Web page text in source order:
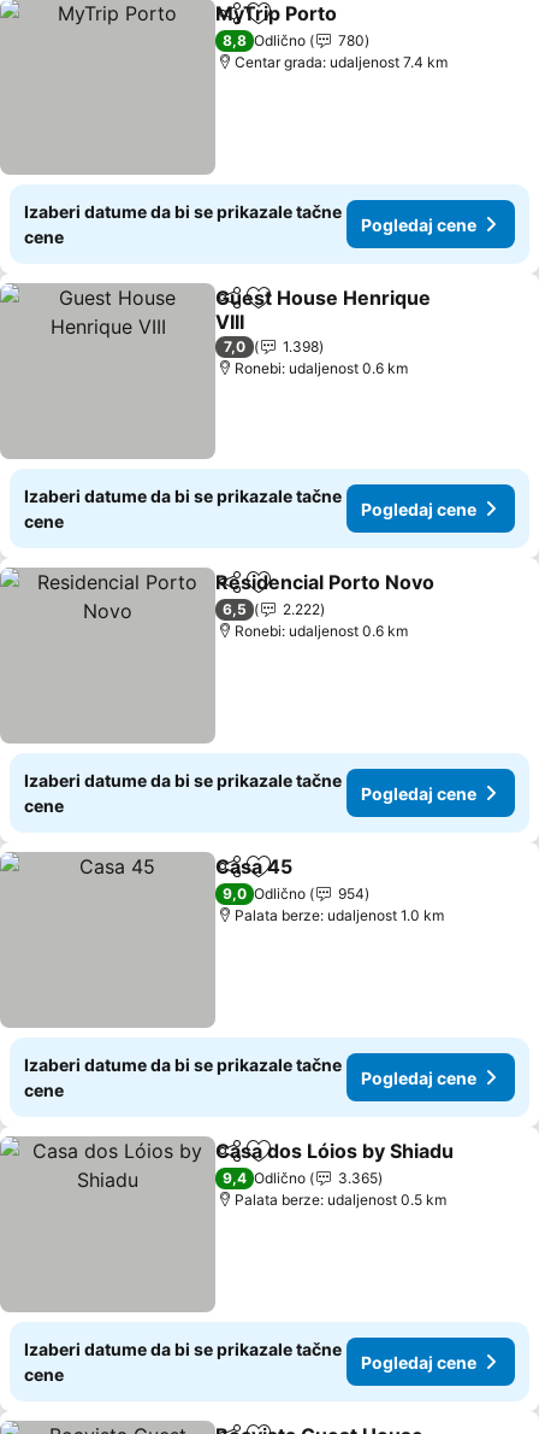
Deli Dodati u favorite
MyTrip Porto
8,8 Odlično
780
Centar grada: udaljenost 7.4 km
Izaberi datume da bi se prikazale tačne
cene
Pogledaj cene
Deli Dodati u favorite
Guest House Henrique
VIII
Pogledaj cene
7,0
1.398
Ronebi: udaljenost 0.6 km
Izaberi datume da bi se prikazale tačne
cene
Pogledaj cene
Deli Dodati u favorite
Residencial Porto Novo
6,5
2.222
Ronebi: udaljenost 0.6 km
Izaberi datume da bi se prikazale tačne
cene
Pogledaj cene
Deli Dodati u favorite
Casa 45
9,0 Odlično
954
Palata berze: udaljenost 1.0 km
Izaberi datume da bi se prikazale tačne
cene
Pogledaj cene
Deli Dodati u favorite
Casa dos Lóios by Shiadu
9,4 Odlično
3.365
Palata berze: udaljenost 0.5 km
Izaberi datume da bi se prikazale tačne
cene
Pogledaj cene